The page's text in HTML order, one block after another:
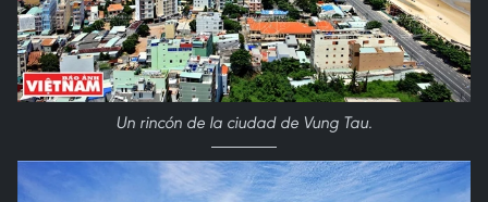
Un rincón de la ciudad de Vung Tau.